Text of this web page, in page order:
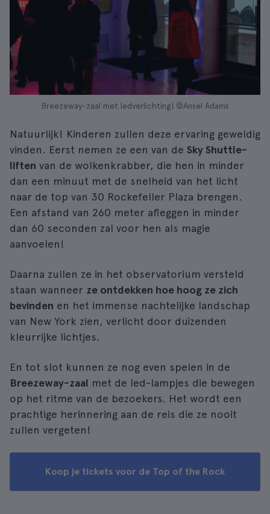
Breezeway-zaal met ledverlichting| ©Ansel Adams
Natuurlijk! Kinderen zullen deze ervaring geweldig
vinden. Eerst nemen ze een van de Sky Shuttle-
liften van de wolkenkrabber, die hen in minder
dan een minuut met de snelheid van het licht
naar de top van 30 Rockefeller Plaza brengen.
Een afstand van 260 meter afleggen in minder
dan 60 seconden zal voor hen als magie
aanvoelen!
Daarna zullen ze in het observatorium versteld
staan wanneer ze ontdekken hoe hoog ze zich
bevinden en het immense nachtelijke landschap
van New York zien, verlicht door duizenden
kleurrijke lichtjes.
En tot slot kunnen ze nog even spelen in de
Breezeway-zaal met de led-lampjes die bewegen
op het ritme van de bezoekers. Het wordt een
prachtige herinnering aan de reis die ze nooit
zullen vergeten!
Koop je tickets voor de Top of the Rock